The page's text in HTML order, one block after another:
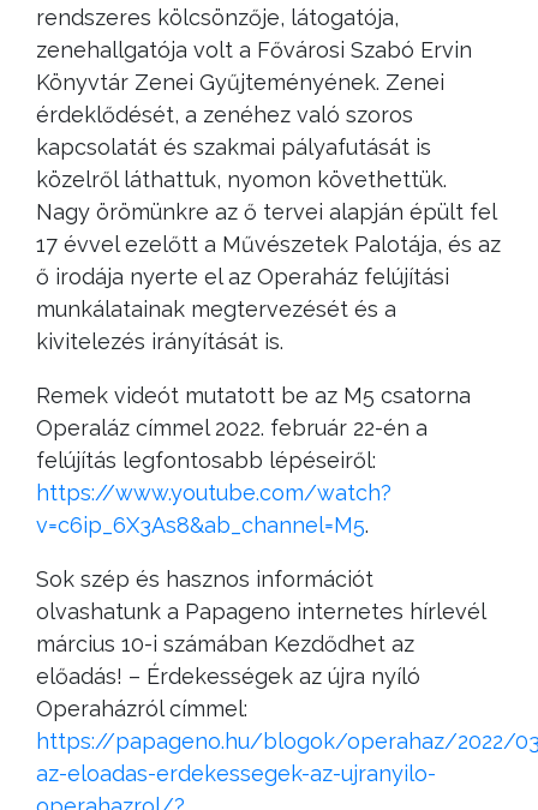
rendszeres kölcsönzője, látogatója,
zenehallgatója volt a Fővárosi Szabó Ervin
Könyvtár Zenei Gyűjteményének. Zenei
érdeklődését, a zenéhez való szoros
kapcsolatát és szakmai pályafutását is
közelről láthattuk, nyomon követhettük.
Nagy örömünkre az ő tervei alapján épült fel
17 évvel ezelőtt a Művészetek Palotája, és az
ő irodája nyerte el az Operaház felújítási
munkálatainak megtervezését és a
kivitelezés irányítását is.
Remek videót mutatott be az M5 csatorna
Operaláz címmel 2022. február 22-én a
felújítás legfontosabb lépéseiről:
https://www.youtube.com/watch?
v=c6ip_6X3As8&ab_channel=M5.
Sok szép és hasznos információt
olvashatunk a Papageno internetes hírlevél
március 10-i számában Kezdődhet az
előadás! – Érdekességek az újra nyíló
Operaházról címmel:
https://papageno.hu/blogok/operahaz/2022/
az-eloadas-erdekessegek-az-ujranyilo-